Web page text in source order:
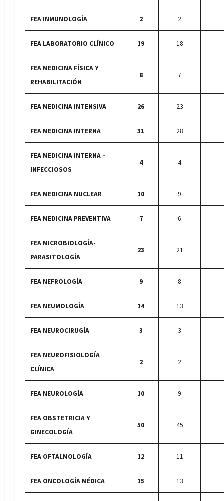
FEA INMUNOLOGÍA 2 2
FEA LABORATORIO CLÍNICO 19 18
FEA MEDICINA FÍSICA Y
REHABILITACIÓN
8 7
FEA MEDICINA INTENSIVA 26 23
FEA MEDICINA INTERNA 31 28
FEA MEDICINA INTERNA –
INFECCIOSOS
4 4
FEA MEDICINA NUCLEAR 10 9
FEA MEDICINA PREVENTIVA 7 6
FEA MICROBIOLOGÍA-
PARASITOLOGÍA
23 21
FEA NEFROLOGÍA 9 8
FEA NEUMOLOGÍA 14 13
FEA NEUROCIRUGÍA 3 3
FEA NEUROFISIOLOGÍA
CLÍNICA
2 2
FEA NEUROLOGÍA 10 9
FEA OBSTETRICIA Y
GINECOLOGÍA
50 45
FEA OFTALMOLOGÍA 12 11
FEA ONCOLOGÍA MÉDICA 15 13